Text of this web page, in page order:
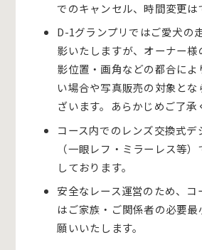
でのキャンセル、時間変更は
D-1グランプリではご愛犬の
影いたしますが、オーナー様
影位置・画角などの都合によ
い場合や写真販売の対象と
ざいます。あらかじめご了承
コース内でのレンズ交換式デ
（一眼レフ・ミラーレス等
しております。
安全なレース運営のため、コ
はご家族・ご関係者の必要
願いいたします。